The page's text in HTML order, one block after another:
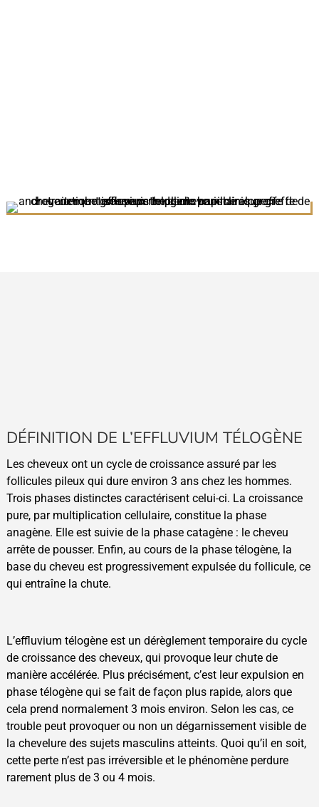
DÉFINITION DE L’EFFLUVIUM TÉLOGÈNE
Les cheveux ont un cycle de croissance assuré par les
follicules pileux qui dure environ 3 ans chez les hommes.
Trois phases distinctes caractérisent celui-ci. La croissance
pure, par multiplication cellulaire, constitue la phase
anagène. Elle est suivie de la phase catagène : le cheveu
arrête de pousser. Enfin, au cours de la phase télogène, la
base du cheveu est progressivement expulsée du follicule, ce
qui entraîne la chute.
L’effluvium télogène est un dérèglement temporaire du cycle
de croissance des cheveux, qui provoque leur chute de
manière accélérée. Plus précisément, c’est leur expulsion en
phase télogène qui se fait de façon plus rapide, alors que
cela prend normalement 3 mois environ. Selon les cas, ce
trouble peut provoquer ou non un dégarnissement visible de
la chevelure des sujets masculins atteints. Quoi qu’il en soit,
cette perte n’est pas irréversible et le phénomène perdure
rarement plus de 3 ou 4 mois.